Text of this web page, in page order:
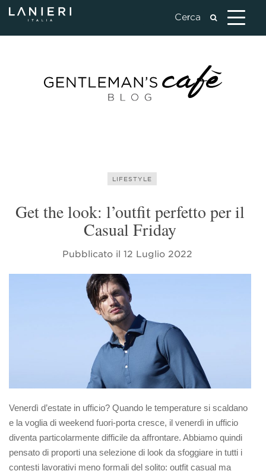
LIFESTYLE
Get the look: l’outfit perfetto per il
Casual Friday
Pubblicato il 12 Luglio 2022
Venerdì d’estate in ufficio? Quando le temperature si scaldano
e la voglia di weekend fuori-porta cresce, il venerdì in ufficio
diventa particolarmente difficile da affrontare. Abbiamo quindi
pensato di proporti una selezione di look da sfoggiare in tutti i
contesti lavorativi meno formali del solito: outfit casual ma